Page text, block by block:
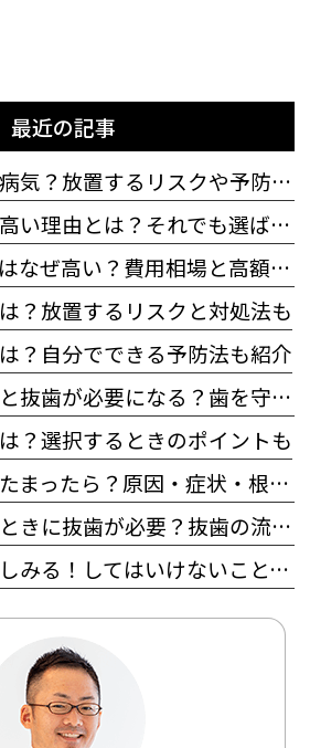
最近の記事
歯肉炎とはどんな病気？放置するリスクや予防法も解説
セラミックの歯が高い理由とは？それでも選ばれる理由も
インプラント治療はなぜ高い？費用相場と高額になる理由
？放置するリスクと対処法も
？自分でできる予防法も紹介
歯周病が進行すると抜歯が必要になる？歯を守るためにできることも
？選択するときのポイントも
歯の根の先に膿がたまったら？原因・症状・根管治療の流れを徹底確認
虫歯はどのようなときに抜歯が必要？抜歯の流れとその後の治療も
セラミックの歯がしみる！してはいけないこと、対処法を解説！